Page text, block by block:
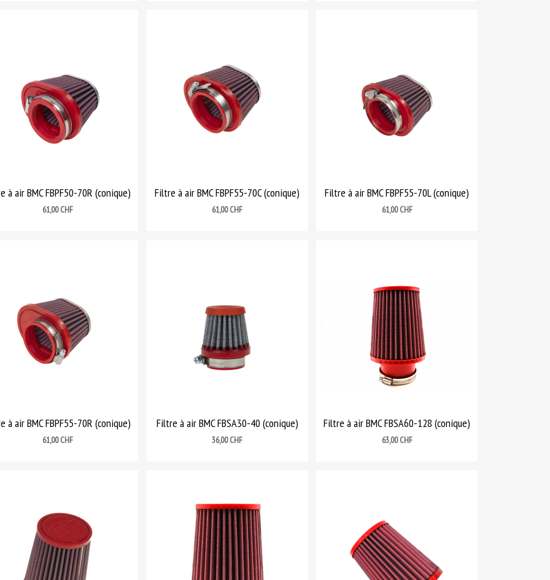
à air BMC FBPF50-70R (conique)
Prix
61,00 CHF
Filtre à air BMC FBPF55-70C (conique)
Prix
61,00 CHF
Filtre à air BMC FBPF55-70L (conique)
Prix
61,00 CHF
à air BMC FBPF55-70R (conique)
Prix
61,00 CHF
Filtre à air BMC FBSA30-40 (conique)
Prix
36,00 CHF
Filtre à air BMC FBSA60-128 (conique)
Prix
63,00 CHF